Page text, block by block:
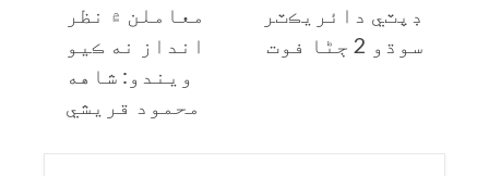
ڊپٽي دائريڪٽر
سوڌو 2 ڄڻا فوت
معاملن ۾ نظر
انداز نه ڪيو
ويندو: شاهه
محمود قريشي